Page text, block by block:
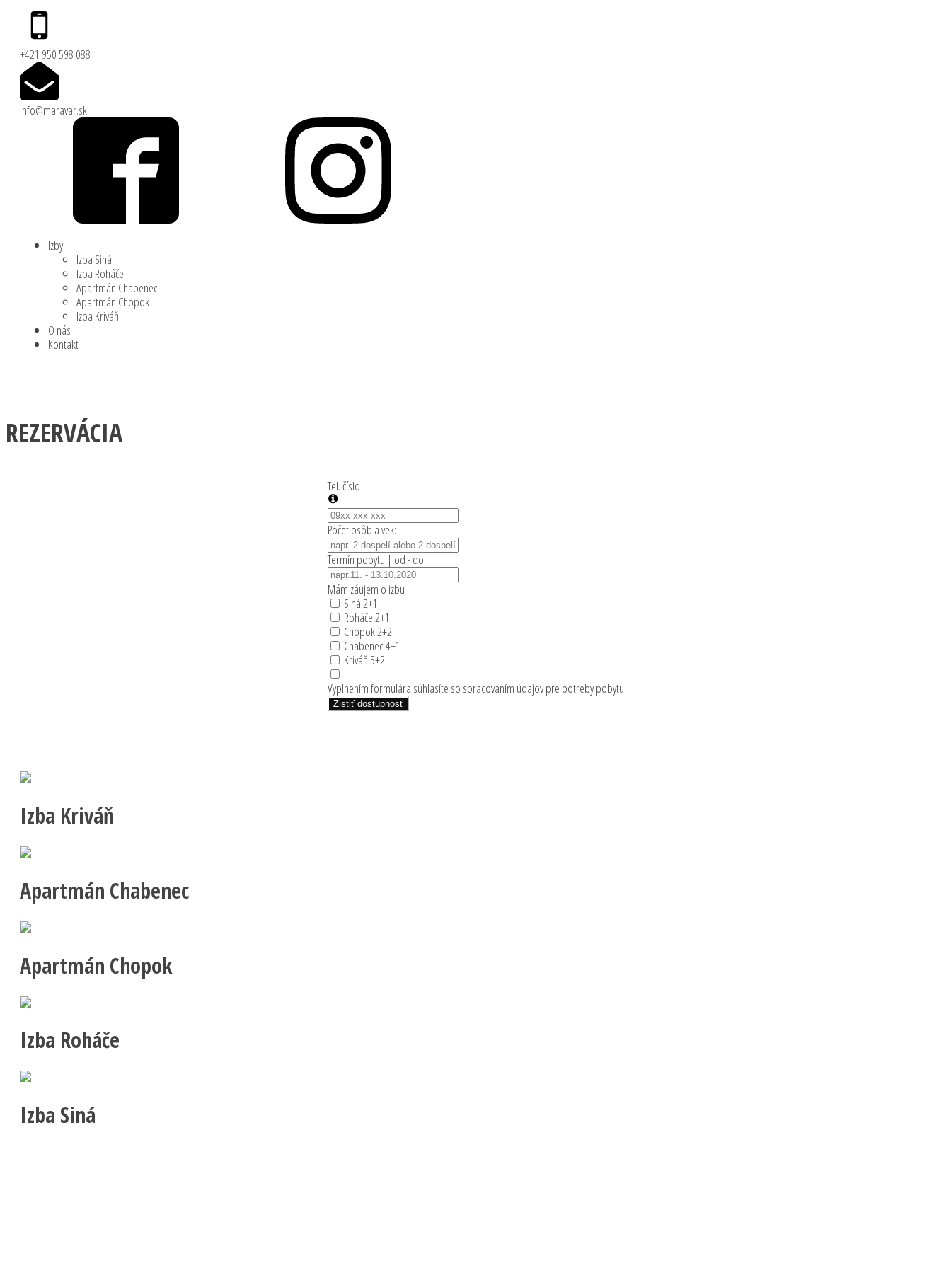
+421 950 598 088
info@maravar.sk
Izby
Izba Siná
Izba Roháče
Apartmán Chabenec
Apartmán Chopok
Izba Kriváň
O nás
Kontakt
REZERVÁCIA
Tel. číslo
Počet osôb a vek:
Termín pobytu | od - do
Mám záujem o izbu
Siná 2+1
Roháče 2+1
Chopok 2+2
Chabenec 4+1
Kriváň 5+2
Vyplnením formulára súhlasíte so spracovaním údajov pre potreby pobytu
Zistiť dostupnosť
Izba Kriváň
Apartmán Chabenec
Apartmán Chopok
Izba Roháče
Izba Siná